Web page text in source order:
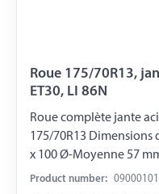
Roue 175/70R13,
ET30, LI 86N
Roue complète jante
175/70R13 Dimensions
x 100 Ø-Moyenne 57
charge 530 kg LI 86N
Product number: